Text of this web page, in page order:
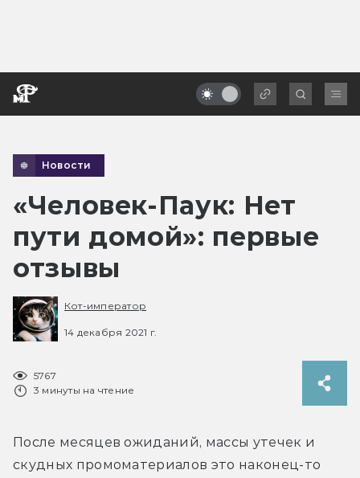
Новости
«Человек-Паук: Нет
пути домой»: первые
отзывы
Кот-император
14 декабря 2021 г.
5767
3 минуты на чтение
После месяцев ожиданий, массы утечек и
скудных промоматериалов это наконец-то